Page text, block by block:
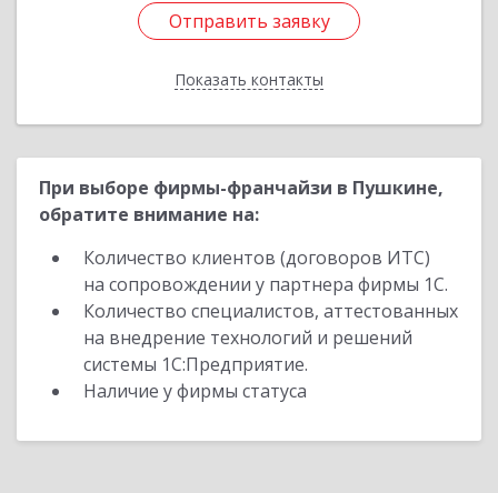
Отправить заявку
Показать контакты
Отправить заявку
Назад
При выборе фирмы-франчайзи в Пушкине,
обратите внимание на:
Количество клиентов (договоров ИТС)
на сопровождении у партнера фирмы 1С.
Количество специалистов, аттестованных
на внедрение технологий и решений
системы 1С:Предприятие.
Наличие у фирмы статуса